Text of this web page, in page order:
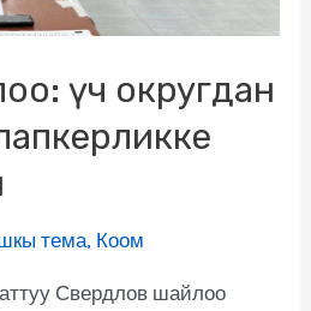
үч округдан
тема, Коом
Свердлов шайлоо